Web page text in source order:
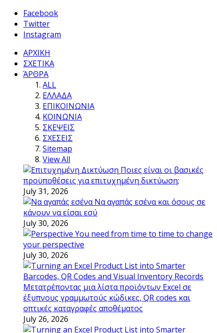
Facebook
Twitter
Instagram
ΑΡΧΙΚΗ
ΣΧΕΤΙΚΑ
ΆΡΘΡΑ
ALL
ΕΛΛΑΔΑ
ΕΠΙΚΟΙΝΩΝΙΑ
ΚΟΙΝΩΝΙΑ
ΣΚΕΨΕΙΣ
ΣΧΕΣΕΙΣ
Sitemap
View All
Ποιες είναι οι βασικές
προϋποθέσεις για επιτυχημένη δικτύωση;
July 31, 2026
Να αγαπάς εσένα και όσους σε
κάνουν να είσαι εσύ
July 30, 2026
You need from time to time to change
your perspective
July 30, 2026
Μετατρέποντας μια λίστα προϊόντων Excel σε
έξυπνους γραμμωτούς κώδικες, QR codes και
οπτικές καταγραφές αποθέματος
July 26, 2026